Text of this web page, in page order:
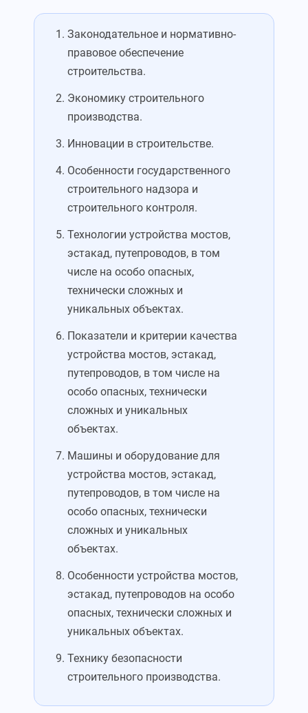
Законодательное и нормативно-
правовое обеспечение
строительства.
Экономику строительного
производства.
Инновации в строительстве.
Особенности государственного
строительного надзора и
строительного контроля.
Технологии устройства мостов,
эстакад, путепроводов, в том
числе на особо опасных,
технически сложных и
уникальных объектах.
Показатели и критерии качества
устройства мостов, эстакад,
путепроводов, в том числе на
особо опасных, технически
сложных и уникальных
объектах.
Машины и оборудование для
устройства мостов, эстакад,
путепроводов, в том числе на
особо опасных, технически
сложных и уникальных
объектах.
Особенности устройства мостов,
эстакад, путепроводов на особо
опасных, технически сложных и
уникальных объектах.
Технику безопасности
строительного производства.